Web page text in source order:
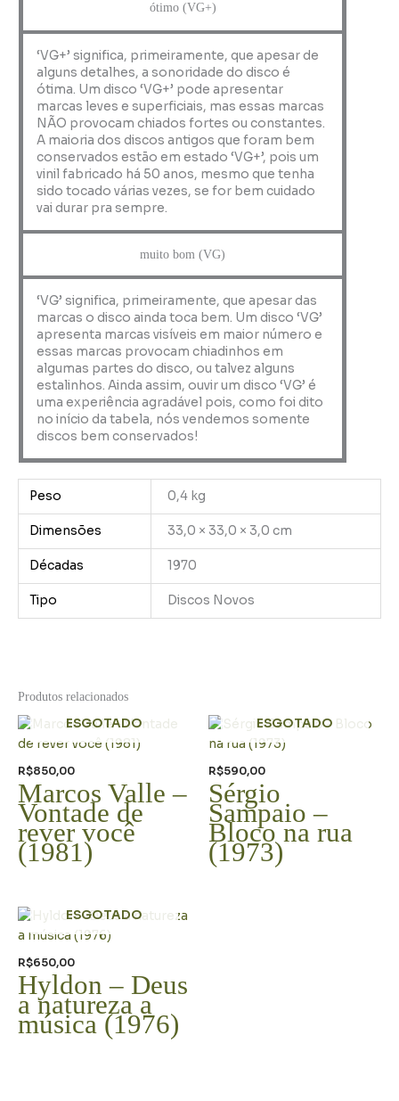
ótimo (VG+)
‘VG+’ significa, primeiramente, que apesar de
alguns detalhes, a sonoridade do disco é
ótima. Um disco ‘VG+’ pode apresentar
marcas leves e superficiais, mas essas marcas
NÃO provocam chiados fortes ou constantes.
A maioria dos discos antigos que foram bem
conservados estão em estado ‘VG+’, pois um
vinil fabricado há 50 anos, mesmo que tenha
sido tocado várias vezes, se for bem cuidado
vai durar pra sempre.
muito bom (VG)
‘VG’ significa, primeiramente, que apesar das
marcas o disco ainda toca bem. Um disco ‘VG’
apresenta marcas visíveis em maior número e
essas marcas provocam chiadinhos em
algumas partes do disco, ou talvez alguns
estalinhos. Ainda assim, ouvir um disco ‘VG’ é
uma experiência agradável pois, como foi dito
no início da tabela, nós vendemos somente
discos bem conservados!
Peso 0,4 kg
Dimensões 33,0 × 33,0 × 3,0 cm
Décadas 1970
Tipo Discos Novos
Produtos relacionados
ESGOTADO
R$850,00
Marcos Valle –
Vontade de
rever você
(1981)
ESGOTADO
R$590,00
Sérgio
Sampaio –
Bloco na rua
(1973)
ESGOTADO
R$650,00
Hyldon – Deus
a natureza a
música (1976)